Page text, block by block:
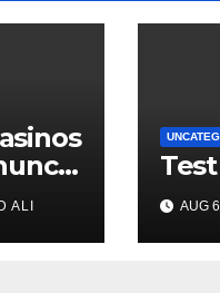
e
ALI AUG